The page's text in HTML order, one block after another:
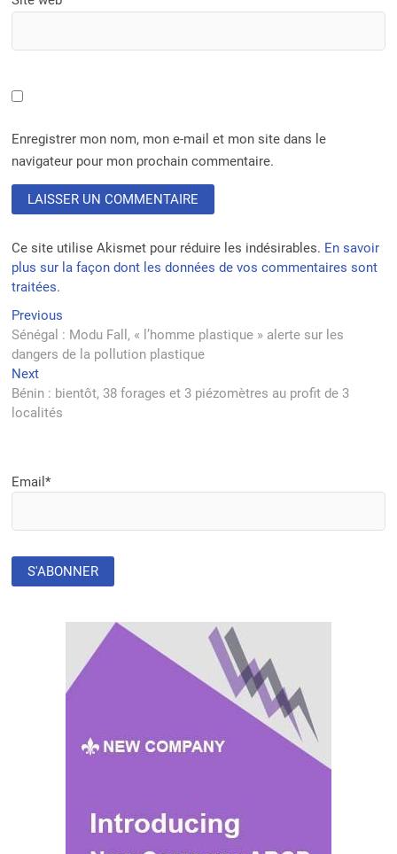
Enregistrer mon nom, mon e-mail et mon site dans le
navigateur pour mon prochain commentaire.
Ce site utilise Akismet pour réduire les indésirables. En savoir
plus sur la façon dont les données de vos commentaires sont
traitées.
Navigation
de
l’article
Previous
post:
Sénégal : Modu Fall, « l’homme plastique » alerte sur les
dangers de la pollution plastique
NextNext
post:
Bénin : bientôt, 38 forages et 3 piézomètres au profit de 3
localités
Email*